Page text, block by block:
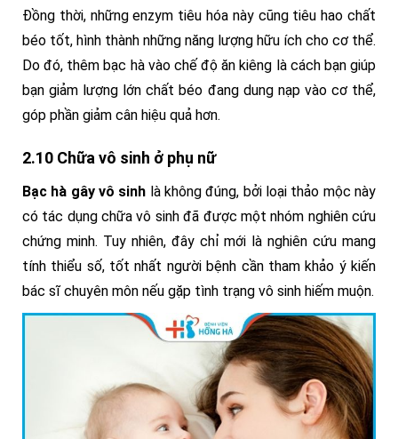
Đồng thời, những enzym tiêu hóa này cũng tiêu hao chất
béo tốt, hình thành những năng lượng hữu ích cho cơ thể.
Do đó, thêm bạc hà vào chế độ ăn kiêng là cách bạn giúp
bạn giảm lượng lớn chất béo đang dung nạp vào cơ thể,
góp phần giảm cân hiệu quả hơn.
2.10 Chữa vô sinh ở phụ nữ
Bạc hà gây vô sinh là không đúng, bởi loại thảo mộc này
có tác dụng chữa vô sinh đã được một nhóm nghiên cứu
chứng minh. Tuy nhiên, đây chỉ mới là nghiên cứu mang
tính thiểu số, tốt nhất người bệnh cần tham khảo ý kiến
bác sĩ chuyên môn nếu gặp tình trạng vô sinh hiếm muộn.